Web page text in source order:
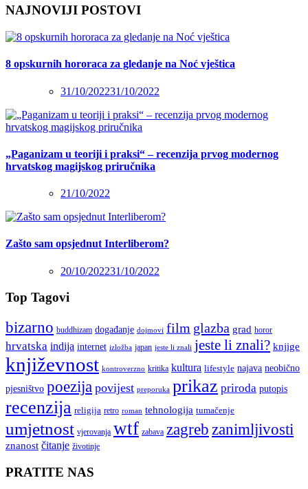
NAJNOVIJI POSTOVI
8 opskurnih hororaca za gledanje na Noć vještica
31/10/202231/10/2022
„Paganizam u teoriji i praksi“ – recenzija prvog modernog
hrvatskog magijskog priručnika
21/10/2022
Zašto sam opsjednut Interliberom?
20/10/202231/10/2022
Top Tagovi
bizarno buddhizam događanje dojmovi film glazba grad horor
hrvatska indija internet izložba japan jeste li znali jeste li znali? knjige
književnost kontroverzno kritika kultura lifestyle najava neobično
pjesništvo poezija povijest preporuka prikaz priroda putopis
recenzija religija retro roman tehnologija tumačenje
umjetnost vjerovanja wtf zabava zagreb zanimljivosti
znanost čitanje životinje
PRATITE NAS